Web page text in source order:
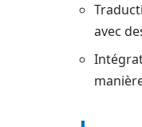
avec